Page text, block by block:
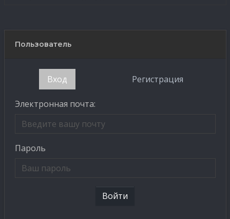
Пользователь
Вход Регистрация
Электронная почта:
Пароль
Войти